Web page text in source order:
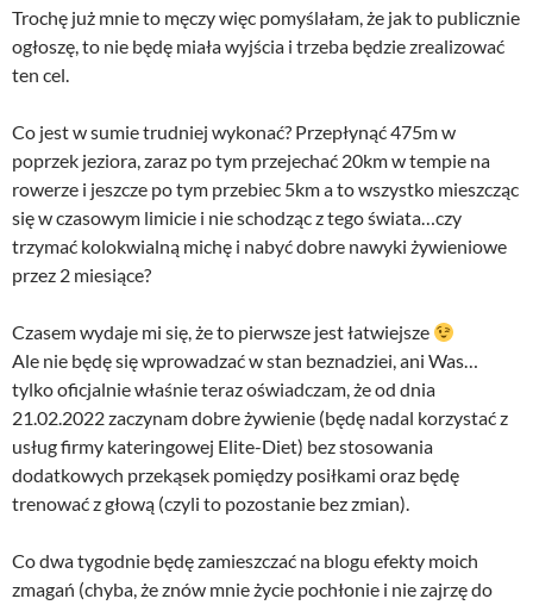
Trochę już mnie to męczy więc pomyślałam, że jak to publicznie
ogłoszę, to nie będę miała wyjścia i trzeba będzie zrealizować
ten cel.
Co jest w sumie trudniej wykonać? Przepłynąć 475m w
poprzek jeziora, zaraz po tym przejechać 20km w tempie na
rowerze i jeszcze po tym przebiec 5km a to wszystko mieszcząc
się w czasowym limicie i nie schodząc z tego świata…czy
trzymać kolokwialną michę i nabyć dobre nawyki żywieniowe
przez 2 miesiące?
Czasem wydaje mi się, że to pierwsze jest łatwiejsze
Ale nie będę się wprowadzać w stan beznadziei, ani Was…
tylko oficjalnie właśnie teraz oświadczam, że od dnia
21.02.2022 zaczynam dobre żywienie (będę nadal korzystać z
usług firmy kateringowej Elite-Diet) bez stosowania
dodatkowych przekąsek pomiędzy posiłkami oraz będę
trenować z głową (czyli to pozostanie bez zmian).
Co dwa tygodnie będę zamieszczać na blogu efekty moich
zmagań (chyba, że znów mnie życie pochłonie i nie zajrzę do